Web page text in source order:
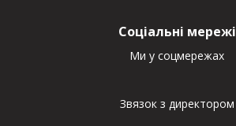
Соціальні мережі
Ми у соцмережах
Звязок з директором